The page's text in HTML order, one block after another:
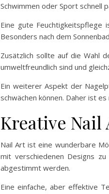
Schwimmen oder Sport schnell
Eine gute Feuchtigkeitspflege
Besonders nach dem
Zusätzlich sollte auf die Wahl
umweltfreundlich sind und
Ein weiterer Aspekt der
schwächen können. Daher ist
Kreative Nail
Nail Art ist eine wunderbare
mit verschiedenen Designs
abgestimmt werden.
Eine einfache, aber effektive